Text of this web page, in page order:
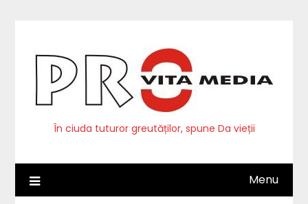
În ciuda tuturor greutăților, spune Da vieții
Menu